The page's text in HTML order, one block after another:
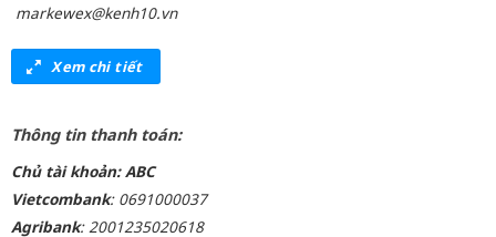
markewex@kenh10.vn
Xem chi tiết
Thông tin thanh toán:
Chủ tài khoản: ABC
Vietcombank: 0691000037
Agribank: 2001235020618